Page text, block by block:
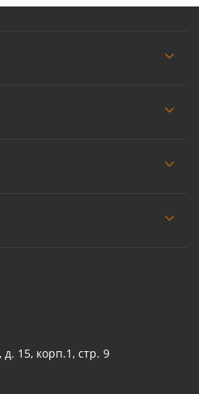
15, корп.1, стр. 9